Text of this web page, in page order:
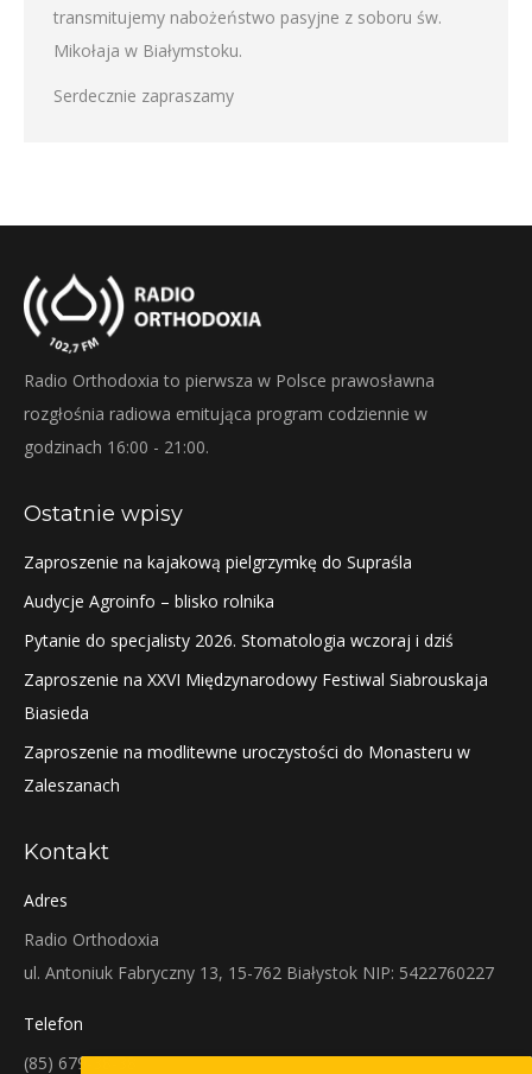
transmitujemy nabożeństwo pasyjne z soboru św.
Mikołaja w Białymstoku.
Serdecznie zapraszamy
Radio Orthodoxia to pierwsza w Polsce prawosławna
rozgłośnia radiowa emitująca program codziennie w
godzinach 16:00 - 21:00.
Ostatnie wpisy
Zaproszenie na kajakową pielgrzymkę do Supraśla
Audycje Agroinfo – blisko rolnika
Pytanie do specjalisty 2026. Stomatologia wczoraj i dziś
Zaproszenie na XXVI Międzynarodowy Festiwal Siabrouskaja
Biasieda
Zaproszenie na modlitewne uroczystości do Monasteru w
Zaleszanach
Kontakt
Adres
Radio Orthodoxia
ul. Antoniuk Fabryczny 13, 15-762 Białystok NIP: 5422760227
Telefon
(85) 679-38-38